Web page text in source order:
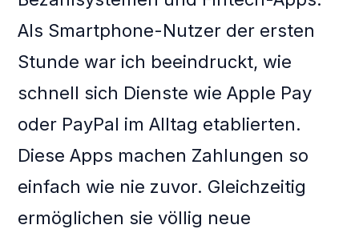
Als Smartphone-Nutzer der ersten
Stunde war ich beeindruckt, wie
schnell sich Dienste wie Apple Pay
oder PayPal im Alltag etablierten.
Diese Apps machen Zahlungen so
einfach wie nie zuvor. Gleichzeitig
ermöglichen sie völlig neue